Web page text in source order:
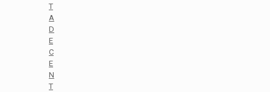
T
A
D
E
C
E
N
T